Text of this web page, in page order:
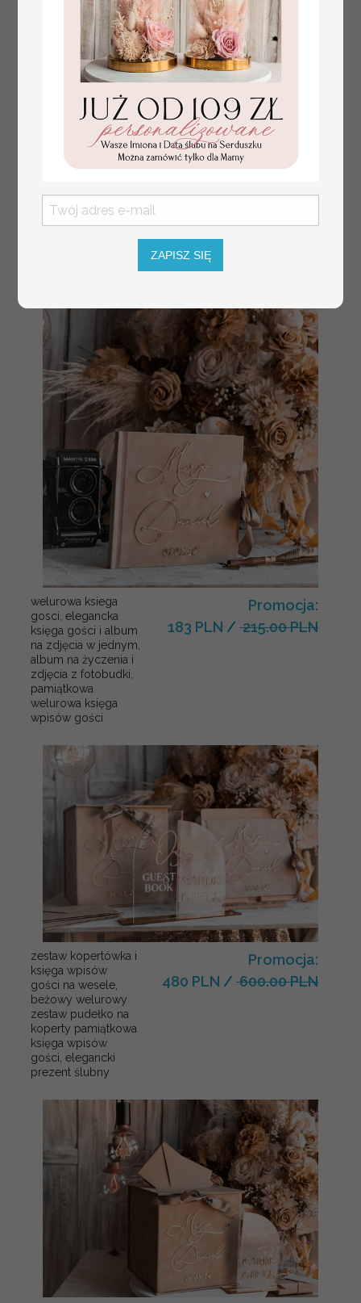
nowoczesna forma
karty dań na weselu,
akrylowe menu
weselne, stojąca karta
dań, menu weselne w
stylu glamour, złote
63 PLN/ 79.00 PLN
welurowa ksiega
gosci, elegancka
księga gości i album
na zdjęcia w jednym,
album na życzenia i
zdjęcia z fotobudki,
pamiątkowa
welurowa księga
wpisów gości
Promocja:
183 PLN / 215.00 PLN
zestaw kopertówka i
księga wpisów
gości na wesele,
beżowy welurowy
zestaw pudełko na
koperty pamiątkowa
księga wpisów
gości, elegancki
prezent ślubny
Promocja:
480 PLN / 600.00 PLN
ZAPISZ SIĘ